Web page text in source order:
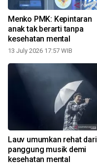
Menko PMK: Kepintaran
anak tak berarti tanpa
kesehatan mental
13 July 2026 17:57 WIB
Lauv umumkan rehat dari
panggung musik demi
kesehatan mental